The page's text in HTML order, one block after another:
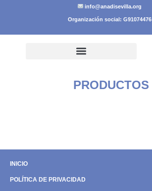
info@anadisevilla.org
Organización social: G91074476
PRODUCTOS
INICIO
POLÍTICA DE PRIVACIDAD